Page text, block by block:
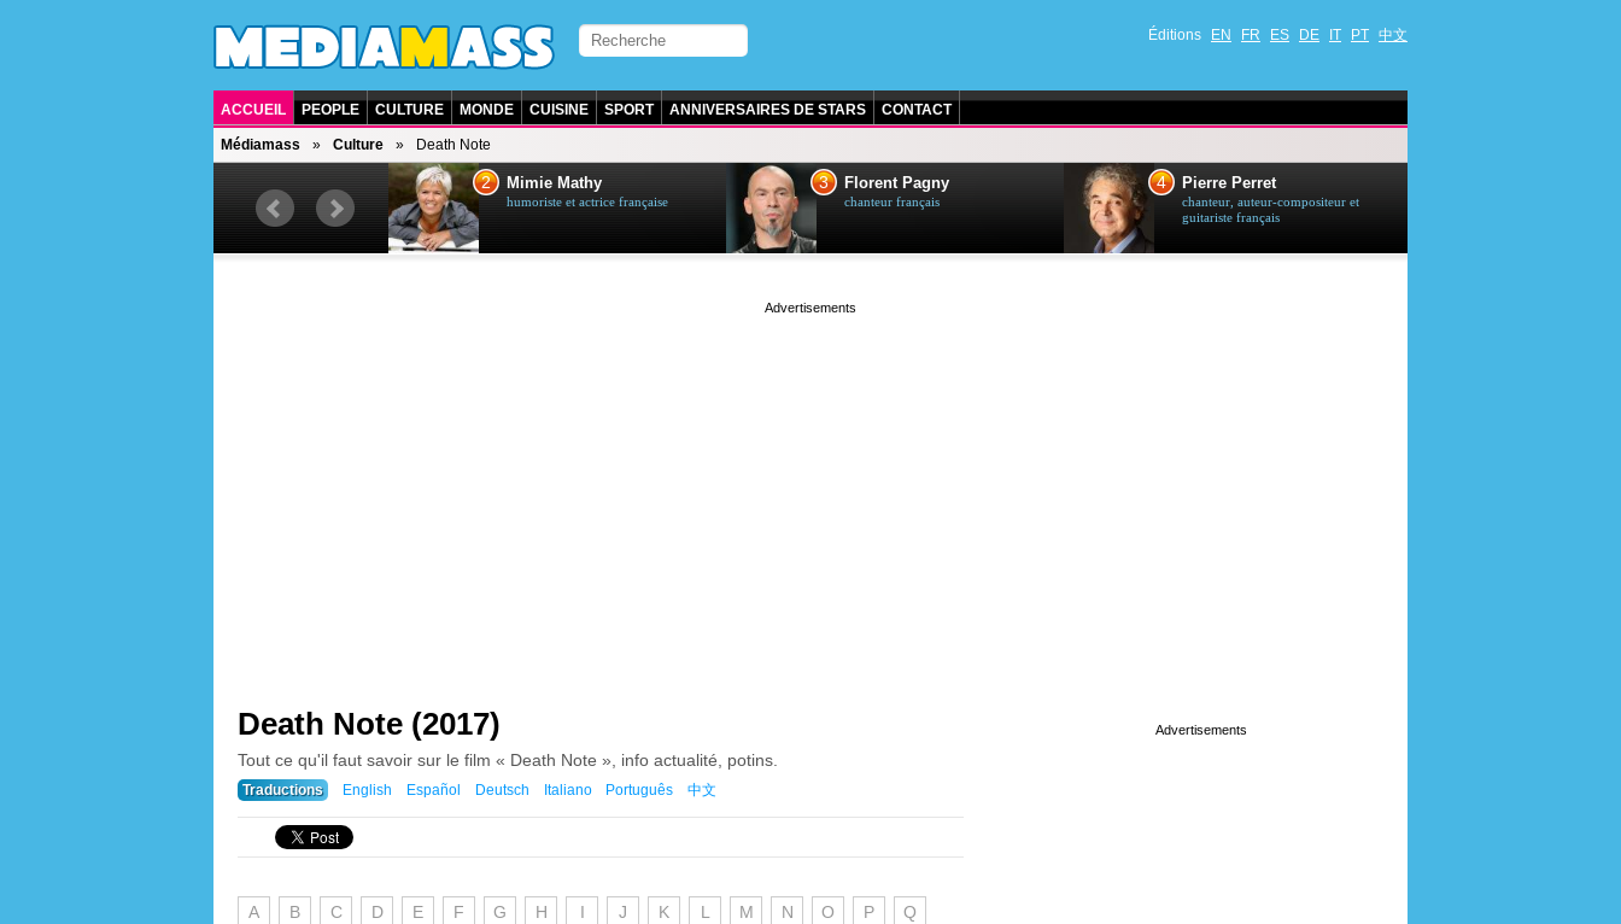
Éditions EN FR ES DE IT PT 中文
ACCUEIL PEOPLE CULTURE MONDE CUISINE SPORT ANNIVERSAIRES DE STARS CONTACT
Médiamass Culture Death Note
chanteuse québécoise
2 Mimie Mathy
humoriste et actrice française
3 Florent Pagny
chanteur français
4 Pierre Perret
chanteur, auteur-compositeur et
guitariste français
Death Note (2017)
Tout ce qu'il faut savoir sur le film « Death Note », info actualité, potins.
Traductions English Español Deutsch Italiano Português 中文
A B C D E F G H I J K L M N O P Q